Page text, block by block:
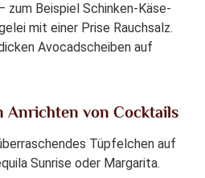
zum Beispiel Schinken-Käse-
mit einer Prise Rauchsalz.
Avocadscheiben auf
Anrichten von Cocktails
Tüpfelchen auf
Sunrise oder Margarita.